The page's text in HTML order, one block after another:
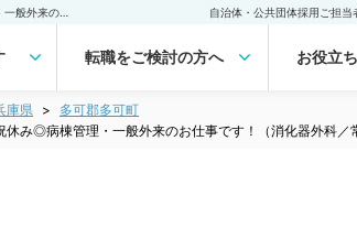
自治体・公共団体採用ご担当
転職をご検討の方へ お役立
庫県
多可郡多可町
み◎病棟管理・一般外来のお仕事です！（消化器外科／